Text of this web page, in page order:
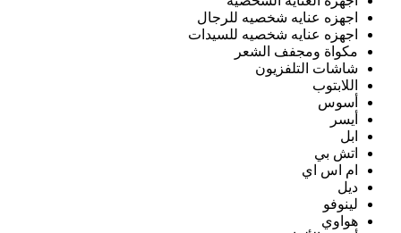
اجهزه عنايه شخصيه للرجال
اجهزه عنايه شخصيه للسيدات
مكواة ومجفف الشعر
شاشات التلفزيون
اللابتوب
أسوس
أيسر
ابل
اتش بي
ام اس اي
ديل
لينوفو
هواوي